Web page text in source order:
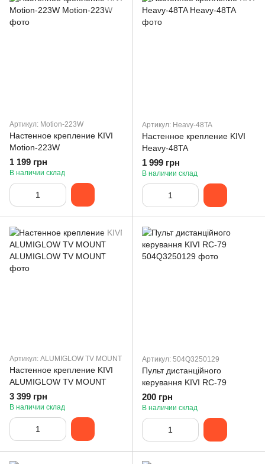
Артикул: Motion-223W
Настенное крепление KIVI
Motion-223W
1 199 грн
В наличии склад
Артикул: Heavy-48TA
Настенное крепление KIVI
Heavy-48TA
1 999 грн
В наличии склад
Артикул: ALUMIGLOW TV MOUNT
Настенное крепление KIVI
ALUMIGLOW TV MOUNT
3 399 грн
В наличии склад
Артикул: 504Q3250129
Пульт дистанційного
керування KIVI RC-79
200 грн
В наличии склад